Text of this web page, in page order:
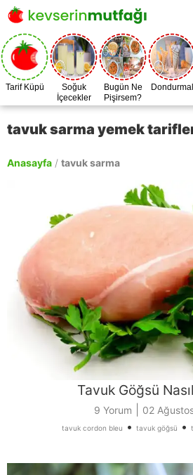
Tarif Küpü
Soğuk
İçecekler
Bugün Ne
Pişirsem?
tavuk sarma yemek
Anasayfa / tavuk sarma
Tavuk Göğsü
9 Yorum 02
tavuk cordon bleu • tavuk göğsü •